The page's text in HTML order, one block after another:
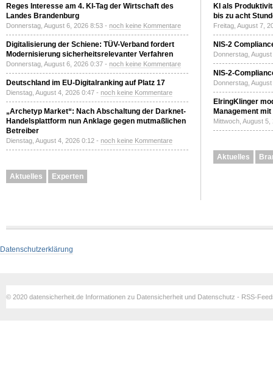
Reges Interesse am 4. KI-Tag der Wirtschaft des
Landes Brandenburg
Donnerstag, August 6, 2026 8:53 - noch keine Kommentare
Digitalisierung der Schiene: TÜV-Verband fordert
Modernisierung sicherheitsrelevanter Verfahren
Donnerstag, August 6, 2026 0:37 - noch keine Kommentare
Deutschland im EU-Digitalranking auf Platz 17
Dienstag, August 4, 2026 0:47 - noch keine Kommentare
„Archetyp Market“: Nach Abschaltung der Darknet-
Handelsplattform nun Anklage gegen mutmaßlichen
Betreiber
Dienstag, August 4, 2026 0:12 - noch keine Kommentare
Aktuelles Experten
KI als
bis zu acht
Freitag, August 7,
NIS-2
Donnerstag,
NIS-2-
Donnerstag,
ElringKlinger
Management
Mittwoch, August
Aktuelles
Datenschutzerklärung
© 2020 datensicherheit.de Informationen zu Datensicherheit und Datenschutz - RSS-